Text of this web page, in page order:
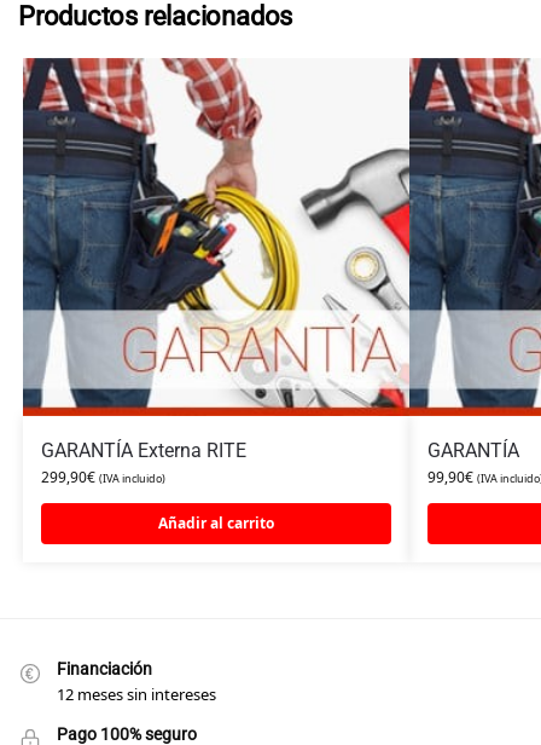
Productos relacionados
GARANTÍA Externa RITE
299,90€ (IVA incluido)
Añadir al carrito
GARANTÍA
99,90€ (IVA
Financiación
12 meses sin intereses
Pago 100% seguro